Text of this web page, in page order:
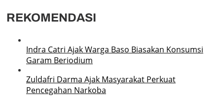
REKOMENDASI
Indra Catri Ajak Warga Baso Biasakan Konsumsi
Garam Beriodium
Zuldafri Darma Ajak Masyarakat Perkuat
Pencegahan Narkoba